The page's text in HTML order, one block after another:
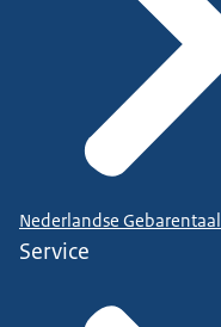
Nederlandse Gebarentaal
Service